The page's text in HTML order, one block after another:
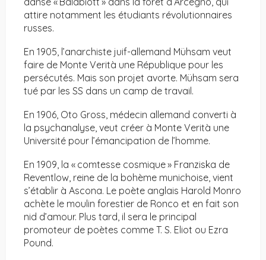
attire notamment les étudiants révolutionnaires
russes.
En 1905, l’anarchiste juif-allemand Mühsam veut
faire de Monte Verità une République pour les
persécutés. Mais son projet avorte. Mühsam sera
tué par les SS dans un camp de travail.
En 1906, Oto Gross, médecin allemand converti à
la psychanalyse, veut créer à Monte Verità une
Université pour l’émancipation de l’homme.
En 1909, la « comtesse cosmique » Franziska de
Reventlow, reine de la bohème munichoise, vient
s’établir à Ascona. Le poète anglais Harold Monro
achète le moulin forestier de Ronco et en fait son
nid d’amour. Plus tard, il sera le principal
promoteur de poètes comme T. S. Eliot ou Ezra
Pound.